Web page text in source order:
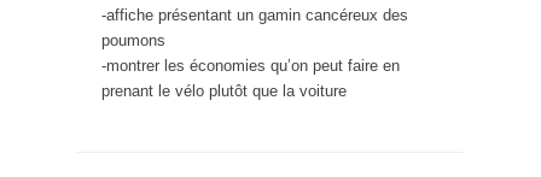
-affiche présentant un gamin cancéreux des
poumons
-montrer les économies qu’on peut faire en
prenant le vélo plutôt que la voiture